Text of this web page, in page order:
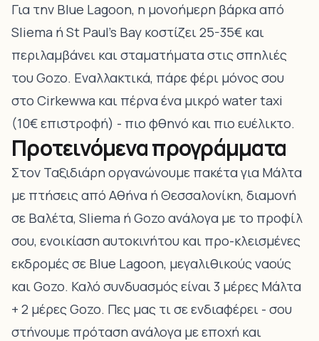
Για την Blue Lagoon, η μονοήμερη βάρκα από
Sliema ή St Paul’s Bay κοστίζει 25-35€ και
περιλαμβάνει και σταματήματα στις σπηλιές
του Gozo. Εναλλακτικά, πάρε φέρι μόνος σου
στο Cirkewwa και πέρνα ένα μικρό water taxi
(10€ επιστροφή) - πιο φθηνό και πιο ευέλικτο.
Προτεινόμενα προγράμματα
Στον Ταξιδιάρη οργανώνουμε πακέτα για Μάλτα
με πτήσεις από Αθήνα ή Θεσσαλονίκη, διαμονή
σε Βαλέτα, Sliema ή Gozo ανάλογα με το προφίλ
σου, ενοικίαση αυτοκινήτου και προ-κλεισμένες
εκδρομές σε Blue Lagoon, μεγαλιθικούς ναούς
και Gozo. Καλό συνδυασμός είναι 3 μέρες Μάλτα
+ 2 μέρες Gozo. Πες μας τι σε ενδιαφέρει - σου
στήνουμε πρόταση ανάλογα με εποχή και